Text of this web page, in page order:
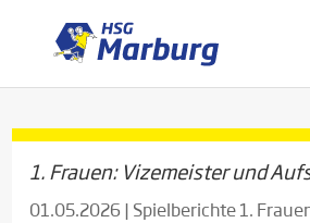
1. Frauen: Vizemeister und
01.05.2026 | Spielberichte 1.